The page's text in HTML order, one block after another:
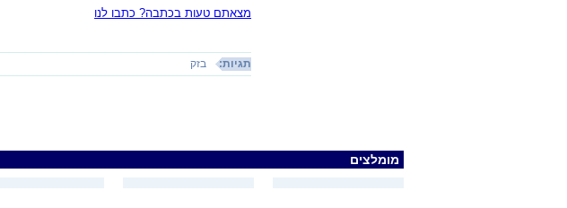
מצאתם טעות בכתבה? כתבו לנו
תגיות: בזק
מומלצים